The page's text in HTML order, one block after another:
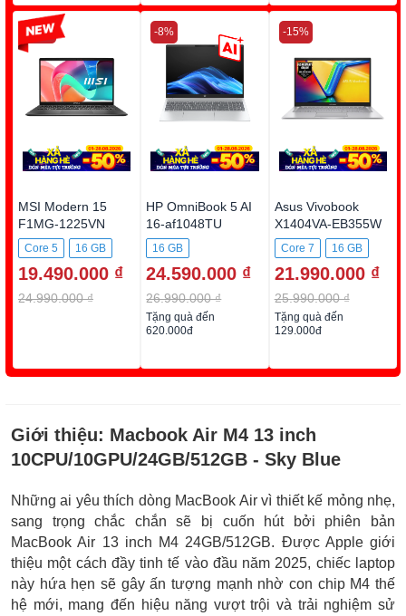
MSI Modern 15
F1MG-1225VN
Core 5
16 GB
512GB SSD
19.490.000 ₫
24.990.000 ₫
-22%
HP OmniBook 5 AI
16-af1048TU
BZ7Q9PA
16 GB
512GB SSD
24.590.000 ₫
26.990.000 ₫
-8%
Tặng quà đến
620.000đ
Asus Vivobook
X1404VA-EB355W
Core 7
16 GB
512GB SSD
21.990.000 ₫
25.990.000 ₫
-15%
Tặng quà đến
129.000đ
Giới thiệu: Macbook Air M4 13 inch
10CPU/10GPU/24GB/512GB - Sky Blue
Những ai yêu thích dòng MacBook Air vì thiết kế mỏng nhẹ,
sang trọng chắc chắn sẽ bị cuốn hút bởi phiên bản
MacBook Air 13 inch M4 24GB/512GB. Được Apple giới
thiệu một cách đầy tinh tế vào đầu năm 2025, chiếc laptop
này hứa hẹn sẽ gây ấn tượng mạnh nhờ con chip M4 thế
hệ mới, mang đến hiệu năng vượt trội và trải nghiệm sử